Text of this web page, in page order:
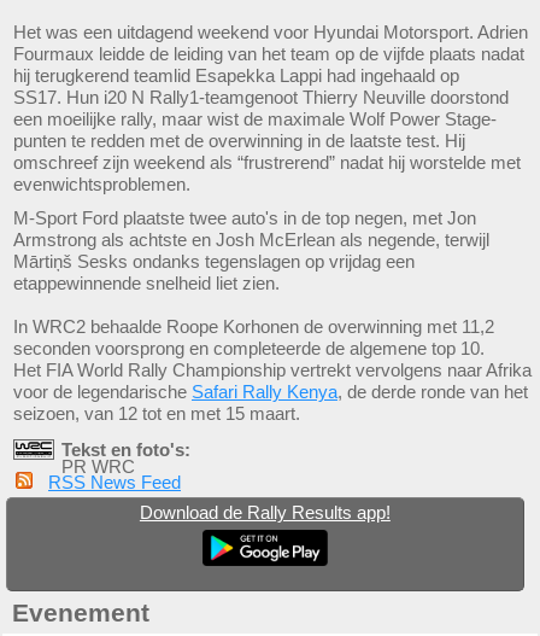
Het was een uitdagend weekend voor Hyundai Motorsport. Adrien
Fourmaux leidde de leiding van het team op de vijfde plaats nadat
hij terugkerend teamlid Esapekka Lappi had ingehaald op
SS17. Hun i20 N Rally1-teamgenoot Thierry Neuville doorstond
een moeilijke rally, maar wist de maximale Wolf Power Stage-
punten te redden met de overwinning in de laatste test. Hij
omschreef zijn weekend als “frustrerend” nadat hij worstelde met
evenwichtsproblemen.
M-Sport Ford plaatste twee auto's in de top negen, met Jon
Armstrong als achtste en Josh McErlean als negende, terwijl
Mārtiņš Sesks ondanks tegenslagen op vrijdag een
etappewinnende snelheid liet zien.
In WRC2 behaalde Roope Korhonen de overwinning met 11,2
seconden voorsprong en completeerde de algemene top 10.
Het FIA World Rally Championship vertrekt vervolgens naar Afrika
voor de legendarische Safari Rally Kenya, de derde ronde van het
seizoen, van 12 tot en met 15 maart.
Tekst en foto's:
PR WRC
RSS News Feed
Download de Rally Results app!
Evenement